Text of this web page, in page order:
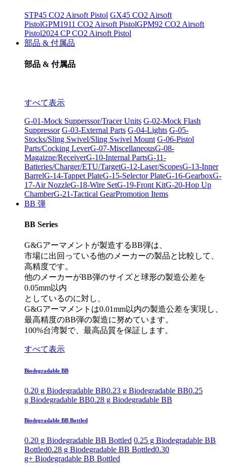
STP45 CO2 Airsoft Pistol GX45 CO2 Airsoft
PistolGPM1911 CO2 Airsoft PistolGPM92 CO2 Airsoft
Pistol2024 CP CO2 Airsoft Pistol
部品 & 付属品
部品 & 付属品
すべて表示
G-01-Mock Supperssor/Tracer Units G-02-Mock Flash
Suppressor G-03-External Parts G-04-Lights G-05-
Stocks/Sling Swivel/Sling Swivel Mount G-06-Pistol
Parts/Cocking LeverG-07-MiscellaneousG-08-
Magaizne/ReceiverG-10-Internal PartsG-11-
Batteries/Charger/ETU/TargetG-12-Laser/ScopesG-13-Inner
BarrelG-14-Tappet PlateG-15-Selector PlateG-16-GearboxG-
17-Air NozzleG-18-Wire SetG-19-Front KitG-20-Hop Up
ChamberG-21-Tactical GearPromotion Items
BB 弾
BB Series
G&Gアーマメントが製造するBB弾は、
市場に出回っている他のメーカーの製品と比較して、
高精度です。
他のメーカーがBB弾のサイズと球形の製造公差を
0.05mm以内
としているのに対し、
G&Gアーマメントは0.01mm以内の製造公差を実現し、
最高精度のBB弾の製造に努めています。
100%台湾製で、最高品質を保証します。
すべて表示
Biodegradable BB
0.20 g Biodegradable BB0.23 g Biodegradable BB0.25
g Biodegradable BB0.28 g Biodegradable BB
Biodegradable BB Bottled
0.20 g Biodegradable BB Bottled 0.25 g Biodegradable BB
Bottled0.28 g Biodegradable BB Bottled0.30
g+ Biodegradable BB Bottled